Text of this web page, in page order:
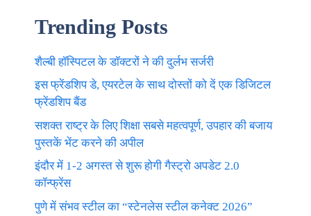
Trending Posts
शैल्बी हॉस्पिटल के डॉक्टरों ने की दुर्लभ सर्जरी
इस फ्रेंडशिप डे, एयरटेल के साथ दोस्तों को दें एक डिजिटल
फ्रेंडशिप बैंड
सशक्त राष्ट्र के लिए शिक्षा सबसे महत्वपूर्ण, उपहार की बजाय
पुस्तकें भेंट करने की अपील
इंदौर में 1-2 अगस्त से शुरू होगी गैस्ट्रो अपडेट 2.0
कॉन्फ्रेंस
पुणे में संभव स्टील का “स्टेनलेस स्टील कनेक्ट 2026”